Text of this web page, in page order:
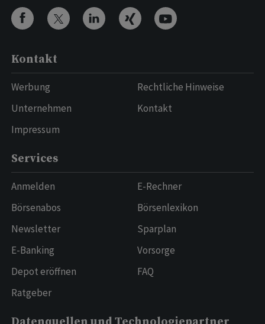
Kontakt
Werbung
Unternehmen
Impressum
Rechtliche Hinweise
Kontakt
Services
Anmelden
Börsenabos
Newsletter
E-Banking
Depot eröffnen
Ratgeber
E-Rechner
Börsenlexikon
Sparplan
Vorsorge
FAQ